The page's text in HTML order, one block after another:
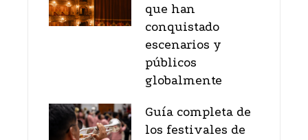
que han
conquistado
escenarios y
públicos
globalmente
Guía completa de
los festivales de